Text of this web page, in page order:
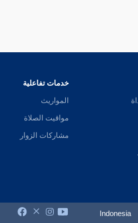
خدمات تفاعلية
المواريث
مواقيت الصلاة
مشاركات الزوار
Indonesia